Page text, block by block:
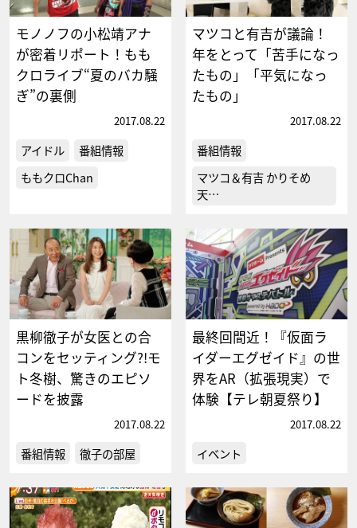
モノノフの小松靖アナ
が密着リポート！もも
クロライブ“夏のバカ騒
ぎ”の裏側
2017.08.22
アイドル
番組情報
ももクロChan
マツコと有吉が議論！
年をとって「苦手になっ
たもの」「平気になっ
たもの」
2017.08.22
番組情報
マツコ＆有吉 かりそめ
天…
黒柳徹子が女医との合
コンをセッティング?!モ
ト冬樹、驚きのエピソ
ードを披露
2017.08.22
番組情報 徹子の部屋
最終回間近！『仮面ラ
イダーエグゼイド』の世
界をAR（拡張現実）で
体験【テレ朝夏祭り】
2017.08.22
イベント